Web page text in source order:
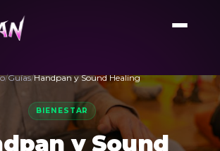
/Guías/Handpan y Sound Healing
BIENESTAR
y Sound